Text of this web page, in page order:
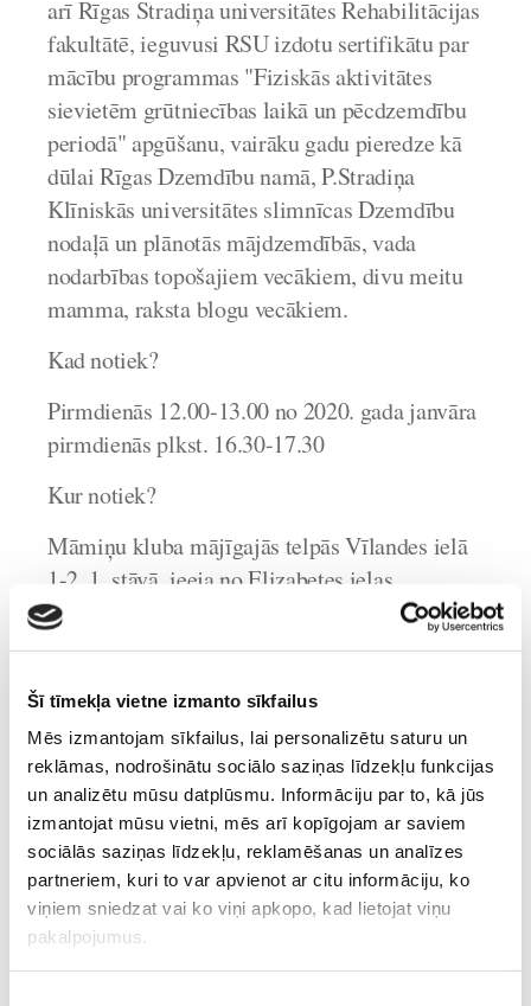
Šī tīmekļa vietne izmanto sīkfailus
Mēs izmantojam sīkfailus, lai personalizētu saturu un
reklāmas, nodrošinātu sociālo saziņas līdzekļu funkcijas
un analizētu mūsu datplūsmu. Informāciju par to, kā jūs
izmantojat mūsu vietni, mēs arī kopīgojam ar saviem
sociālās saziņas līdzekļu, reklamēšanas un analīzes
partneriem, kuri to var apvienot ar citu informāciju, ko
viņiem sniedzat vai ko viņi apkopo, kad lietojat viņu
pakalpojumus.
arī Rīgas Stradiņa universitātes Rehabilitācijas
fakultātē, ieguvusi RSU izdotu sertifikātu par
mācību programmas "Fiziskās aktivitātes
sievietēm grūtniecības laikā un pēcdzemdību
periodā" apgūšanu, vairāku gadu pieredze kā
dūlai Rīgas Dzemdību namā, P.Stradiņa
Klīniskās universitātes slimnīcas Dzemdību
nodaļā un plānotās mājdzemdībās, vada
nodarbības topošajiem vecākiem, divu meitu
mamma, raksta blogu vecākiem.
Kad notiek?
Pirmdienās 12.00-13.00 no 2020. gada janvāra
pirmdienās plkst. 16.30-17.30
Kur notiek?
Māmiņu kluba mājīgajās telpās Vīlandes ielā
1-2, 1. stāvā, ieeja no Elizabetes ielas
Cik maksā?
nodarbībām
Kas vēl būtu jāzina?
Vingrošanas var uzsākt no 13. grūtniecības
nedēļas, un turpināt līdz pat mazuļa dzimšanai
Vingrošanai nepieciešams ērts apģērbs –
krekliņš, bikses, zeķītes. Grūtnieču jostas
pirms nodarbības novilkt.